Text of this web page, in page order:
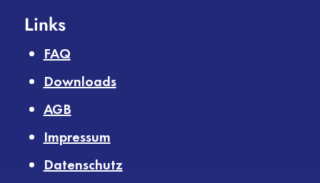
Links
FAQ
Downloads
AGB
Impressum
Datenschutz